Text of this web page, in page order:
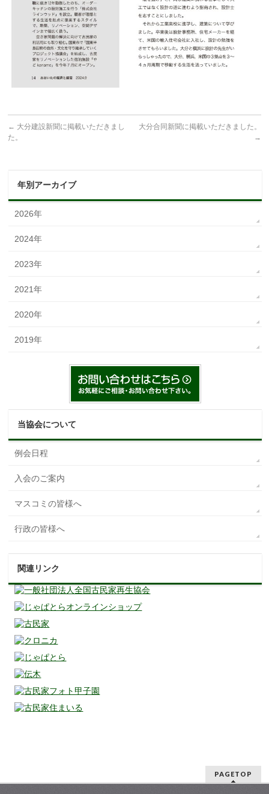
← 大分建設新聞に掲載いただきまし
た。
大分合同新聞に掲載いただきました。
→
年別アーカイブ
2026年
2024年
2023年
2021年
2020年
2019年
当協会について
例会日程
入会のご案内
マスコミの皆様へ
行政の皆様へ
関連リンク
PAGETOP